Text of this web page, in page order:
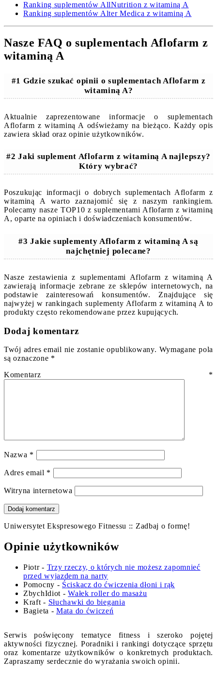
Ranking suplementów AllNutrition z witaminą A
Ranking suplementów Alter Medica z witaminą A
Nasze FAQ o suplementach Aflofarm z
witaminą A
#1 Gdzie szukać opinii o suplementach Aflofarm z
witaminą A?
Aktualnie zaprezentowane informacje o suplementach
Aflofarm z witaminą A odświeżamy na bieżąco. Każdy opis
zawiera skład oraz opinie użytkowników.
#2 Jaki suplement Aflofarm z witaminą A najlepszy?
Który wybrać?
Poszukując informacji o dobrych suplementach Aflofarm z
witaminą A warto zaznajomić się z naszym rankingiem.
Polecamy nasze TOP10 z suplementami Aflofarm z witaminą
A, oparte na opiniach i doświadczeniach konsumentów.
#3 Jakie suplementy Aflofarm z witaminą A są
najchętniej polecane?
Nasze zestawienia z suplementami Aflofarm z witaminą A
zawierają informacje zebrane ze sklepów internetowych, na
podstawie zainteresowań konsumentów. Znajdujące się
najwyżej w rankingach suplementy Aflofarm z witaminą A to
produkty często rekomendowane przez kupujących.
Dodaj komentarz
Twój adres email nie zostanie opublikowany. Wymagane pola
są oznaczone *
Komentarz *
Nazwa *
Adres email *
Witryna internetowa
Uniwersytet Ekspresowego Fitnessu :: Zadbaj o formę!
Opinie użytkowników
Piotr- Trzy rzeczy, o których nie możesz zapomnieć
przed wyjazdem na narty
Pomocny - Ściskacz do ćwiczenia dłoni i rąk
ZbychIdiot -Wałek roller do masażu
Kraft - Słuchawki do biegania
Bagieta -Mata do ćwiczeń
Serwis poświęcony tematyce fitness i szeroko pojętej
aktywności fizycznej. Poradniki i rankingi dotyczące sprzętu
oraz komentarze użytkowników o konkretnych produktach.
Zapraszamy serdecznie do wyrażania swoich opinii.